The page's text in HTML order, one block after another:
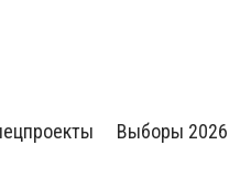
Выборы 2026